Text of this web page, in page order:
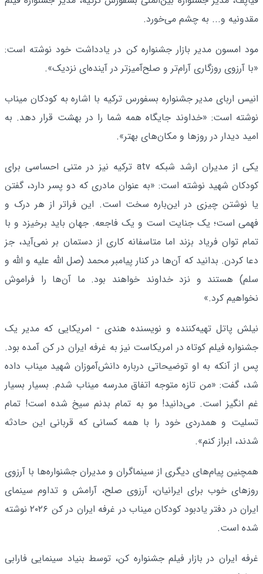
مقدونیه و... به چشم می‌خورد.
مود امسون مدیر بازار جشنواره کن در یادداشت خود نوشته است:
«با آرزوی روزگاری آرام‌تر و صلح‌آمیزتر در آینده‌ای نزدیک».
انیس اربای مدیر جشنواره بسفورس ترکیه با اشاره به کودکان میناب
نوشته است: «خداوند جایگاه همه شما را در بهشت قرار دهد. به
امید دیدار در روزها و مکان‌های بهتر».
یکی از مدیران ارشد شبکه atv ترکیه نیز در متنی احساسی برای
کودکان شهید نوشته است: «به عنوان مادری که دو پسر دارد، گفتن
یا نوشتن چیزی در این‌باره سخت است. این فراتر از هر درک و
فهمی است؛ یک جنایت است و یک فاجعه. جهان باید برخیزد و با
تمام توان فریاد بزند اما متاسفانه کاری از دستمان بر نمی‌آید، جز
دعا کردن. بدانید که آن‌ها در کنار پیامبر محمد (صل الله علیه و الله و
سلم) هستند و نزد خداوند خواهند بود. ما آن‌ها را فراموش
نخواهیم کرد.»
نیلش پاتل تهیه‌کننده و نویسنده هندی - امریکایی که مدیر یک
جشنواره فیلم کوتاه در امریکاست نیز به غرفه ایران در کن آمده بود.
پس از آنکه به او توضیحاتی درباره دانش‌آموزان شهید میناب داده
شد، گفت: «من تازه متوجه اتفاق مدرسه میناب شدم. بسیار بسیار
غم انگیز است. می‌دانید! مو به تمام بدنم سیخ شده است! تمام
تسلیت و همدردی خود را با همه کسانی که قربانی این حادثه
شدند، ابراز کنم».
همچنین پیام‌های دیگری از سینماگران و مدیران جشنواره‌ها با آرزوی
روزهای خوب برای ایرانیان، آرزوی صلح، آرامش و تداوم سینمای
ایران در دفتر یادبود کودکان میناب در غرفه ایران در کن ۲۰۲۶ نوشته
شده است.
غرفه ایران در بازار فیلم جشنواره کن، توسط بنیاد سینمایی فارابی